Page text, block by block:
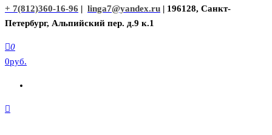
+ 7(812)360-16-96 | linga7@yandex.ru | 196128, Санкт-
Петербург, Альпийский пер. д.9 к.1
0
0руб.